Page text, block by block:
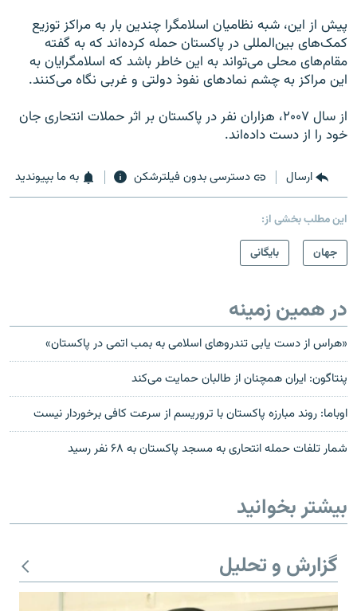
پیش از این، شبه نظامیان اسلامگرا چندین بار به مراکز توزیع
کمک‌های بین‌المللی در پاکستان حمله کرده‌اند که به گفته
مقام‌های محلی می‌تواند به این خاطر باشد که اسلامگرایان به
این مراکز به چشم نمادهای نفوذ دولتی و غربی نگاه می‌کنند.
از سال ۲۰۰۷، هزاران نفر در پاکستان بر اثر حملات انتحاری جان
خود را از دست داده‌اند.
ارسال دسترسی بدون فیلترشکن به ما بپیوندید
این مطلب بخشی از:
جهان
بایگانی
در همین زمینه
«هراس از دست یابی تندروهای اسلامی به بمب اتمی در پاکستان»
پنتاگون: ایران همچنان از طالبان حمایت می‌کند
اوباما: روند مبارزه پاکستان با تروریسم از سرعت کافی برخوردار نیست
شمار تلفات حمله انتحاری به مسجد پاکستان به ۶۸ نفر رسید
بیشتر بخوانید
گزارش و تحلیل